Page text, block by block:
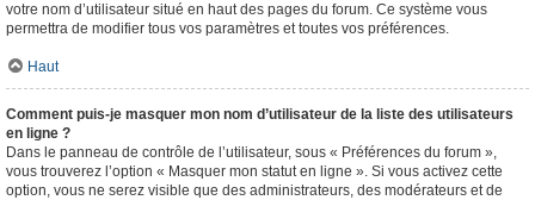
votre nom d’utilisateur situé en haut des pages du forum. Ce système vous
permettra de modifier tous vos paramètres et toutes vos préférences.
Haut
Comment puis-je masquer mon nom d’utilisateur de la liste des utilisateurs
en ligne ?
Dans le panneau de contrôle de l’utilisateur, sous « Préférences du forum »,
vous trouverez l’option « Masquer mon statut en ligne ». Si vous activez cette
option, vous ne serez visible que des administrateurs, des modérateurs et de